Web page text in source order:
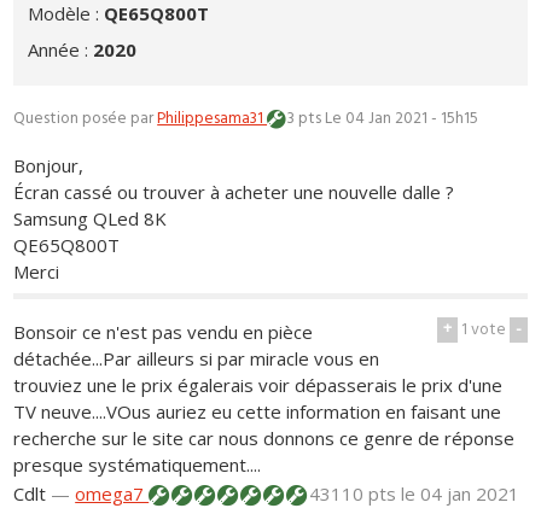
Modèle : QE65Q800T
Année : 2020
Question posée parPhilippesama31 3 ptsLe 04 Jan 2021 - 15h15
Bonjour,
Écran cassé ou trouver à acheter une nouvelle dalle ?
Samsung QLed 8K
QE65Q800T
Merci
+ 1vote -
Bonsoir ce n'est pas vendu en pièce
détachée...Par ailleurs si par miracle vous en
trouviez une le prix égalerais voir dépasserais le prix d'une
TV neuve....VOus auriez eu cette information en faisant une
recherche sur le site car nous donnons ce genre de réponse
presque systématiquement....
Cdlt —omega7 43110 ptsle 04 jan 2021